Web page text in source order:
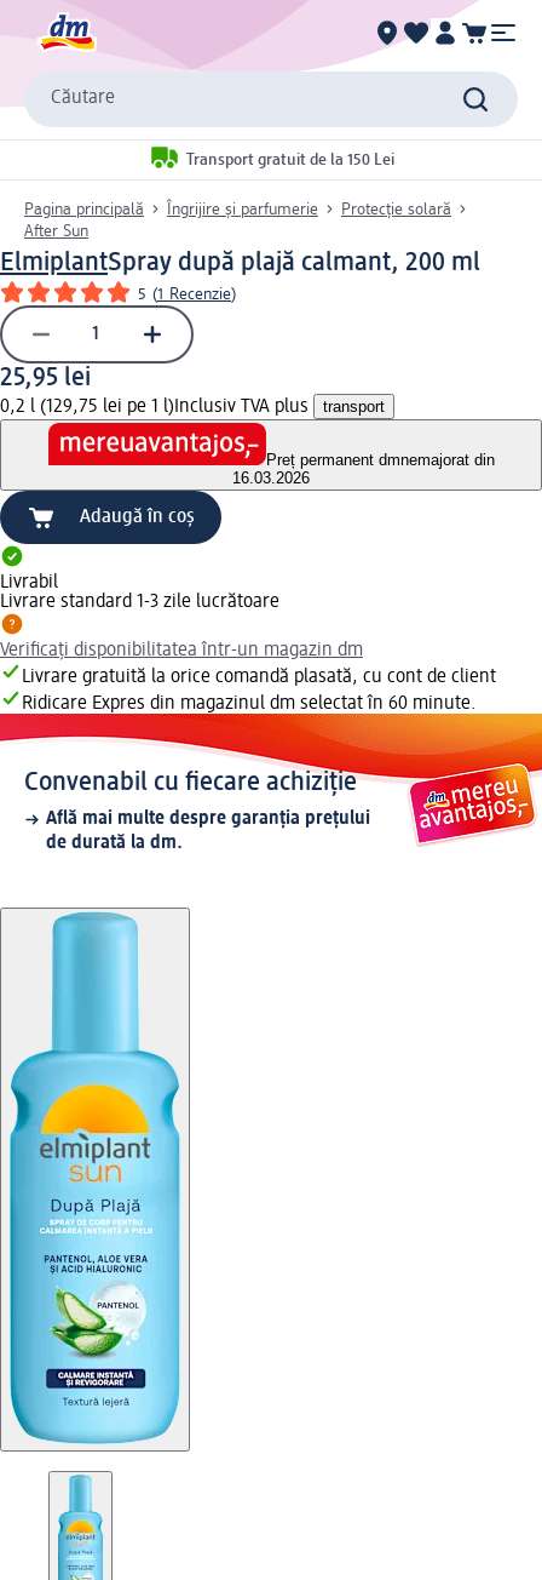
Căutare
Transport gratuit de la 150 Lei
Pagina principală Îngrijire și parfumerie
Protecție solară
After Sun
ElmiplantSpray după plajă calmant, 200 ml
5 (1 Recenzie)
25,95 lei
0,2 l (129,75 lei pe 1 l) Inclusiv TVA plus transport
Preț permanent dmnemajorat din
16.03.2026
Adaugă în coș
Livrabil
Livrare standard 1-3 zile lucrătoare
Verificați disponibilitatea într-un magazin dm
Livrare gratuită la orice comandă plasată, cu cont de client
Ridicare Expres din magazinul dm selectat în 60 minute.
Convenabil cu fiecare achiziție
Află mai multe despre garanția prețului
de durată la dm.